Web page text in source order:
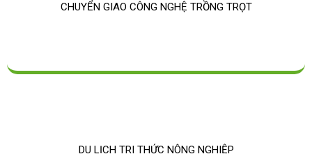
CHUYỂN GIAO CÔNG NGHỆ TRỒNG TRỌT
DU LỊCH TRI THỨC NÔNG NGHIỆP